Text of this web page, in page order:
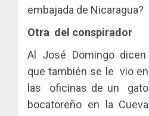
embajada de Nicaragua?
Otra del conspirador
Al José Domingo dicen
que también se le vio en
las oficinas de un gato
bocatoreño en la Cueva